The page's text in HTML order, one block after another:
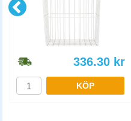
336.30 kr
KÖP